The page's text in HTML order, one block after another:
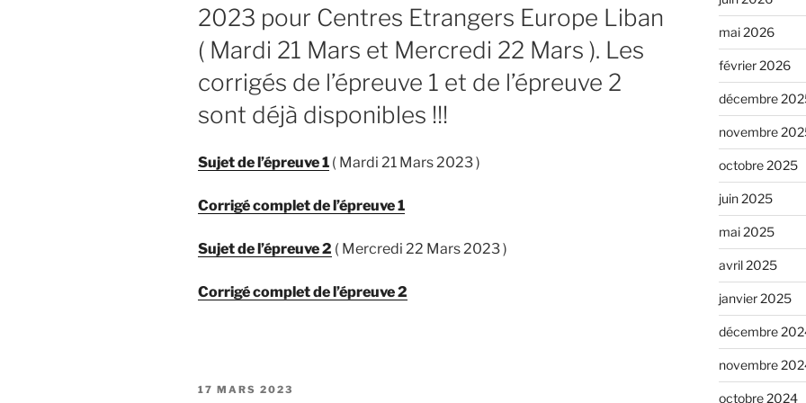
2023 pour Centres Etrangers Europe Liban
( Mardi 21 Mars et Mercredi 22 Mars ). Les
corrigés de l’épreuve 1 et de l’épreuve 2
sont déjà disponibles !!!
Sujet de l’épreuve 1 ( Mardi 21 Mars 2023 )
Corrigé complet de l’épreuve 1
Sujet de l’épreuve 2 ( Mercredi 22 Mars 2023 )
Corrigé complet de l’épreuve 2
PUBLIÉ
17 MARS 2023
mai 2026
février 2026
décembre
novembre
octobre 2025
juin 2025
mai 2025
avril 2025
janvier 2025
décembre
novembre
octobre 2024